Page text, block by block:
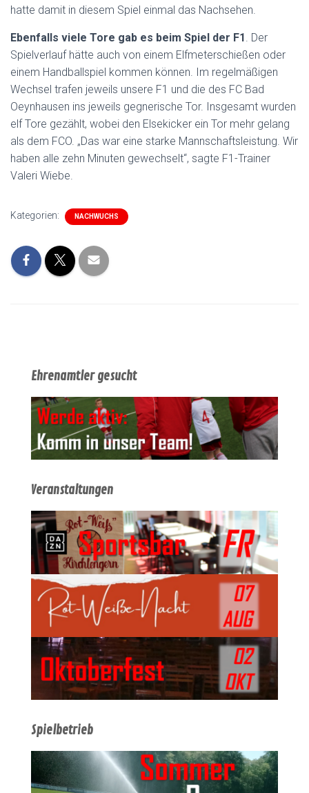
hatte damit in diesem Spiel einmal das Nachsehen.
Ebenfalls viele Tore gab es beim Spiel der F1. Der
Spielverlauf hätte auch von einem Elfmeterschießen oder
einem Handballspiel kommen können. Im regelmäßigen
Wechsel trafen jeweils unsere F1 und die des FC Bad
Oeynhausen ins jeweils gegnerische Tor. Insgesamt wurden
elf Tore gezählt, wobei den Elsekicker ein Tor mehr gelang
als dem FCO. „Das war eine starke Mannschaftsleistung. Wir
haben alle zehn Minuten gewechselt“, sagte F1-Trainer
Valeri Wiebe.
Kategorien: NACHWUCHS
Ehrenamtler gesucht
Veranstaltungen
Spielbetrieb